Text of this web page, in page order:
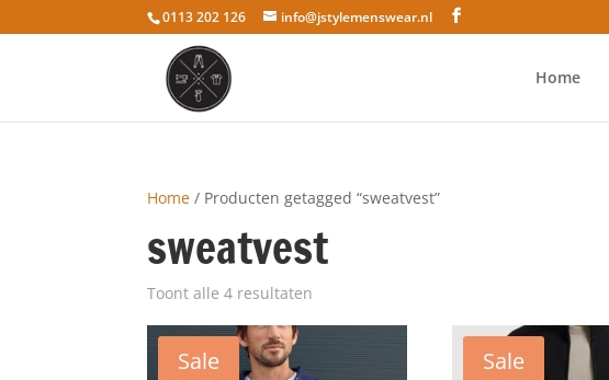
0113 202 126 info@jstylemenswear.nl
Home
Home / Producten getagged “sweatvest”
sweatvest
Toont alle 4 resultaten
Sale Sale